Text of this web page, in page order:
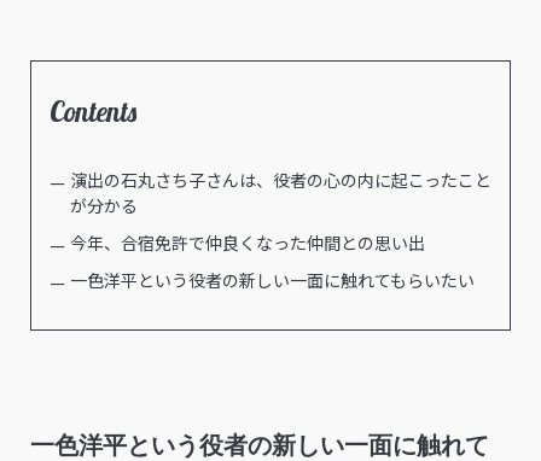
Contents
演出の石丸さち子さんは、役者の心の内に起こったこと
が分かる
今年、合宿免許で仲良くなった仲間との思い出
一色洋平という役者の新しい一面に触れてもらいたい
一色洋平という役者の新しい一面に触れて